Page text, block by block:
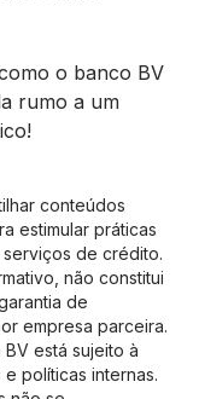
o banco BV
rumo a um
conteúdos
estimular práticas
de crédito.
não constitui
de
empresa parceira.
está sujeito à
políticas internas.